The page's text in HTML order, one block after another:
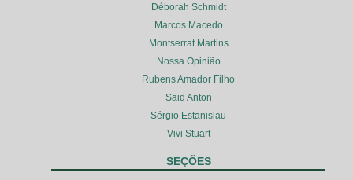
Déborah Schmidt
Marcos Macedo
Montserrat Martins
Nossa Opinião
Rubens Amador Filho
Said Anton
Sérgio Estanislau
Vivi Stuart
SEÇÕES